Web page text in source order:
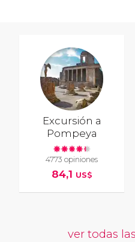
Excursión a
Pompeya
4773 opiniones
84,1 US$
ver todas